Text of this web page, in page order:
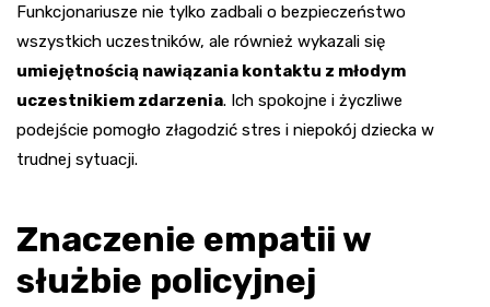
Funkcjonariusze nie tylko zadbali o bezpieczeństwo
wszystkich uczestników, ale również wykazali się
umiejętnością nawiązania kontaktu z młodym
uczestnikiem zdarzenia. Ich spokojne i życzliwe
podejście pomogło złagodzić stres i niepokój dziecka w
trudnej sytuacji.
Znaczenie empatii w
służbie policyjnej